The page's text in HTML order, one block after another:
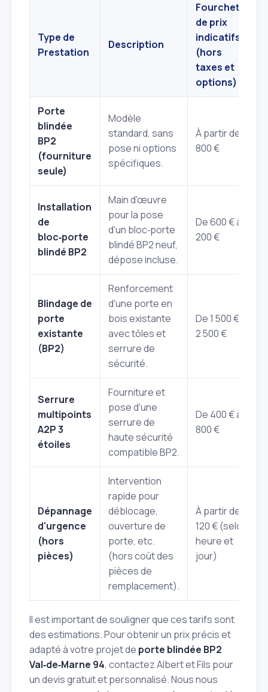
Type de
Prestation
Description
Fourchette
de prix
indicatifs
(hors
taxes et
options)
Porte
blindée
BP2
(fourniture
seule)
Modèle
standard, sans
pose ni options
spécifiques.
À partir de 1
800 €
Installation
de
bloc‑porte
blindé BP2
Main d'œuvre
pour la pose
d'un bloc‑porte
blindé BP2 neuf,
dépose incluse.
De 600 € à 1
200 €
Blindage de
porte
existante
(BP2)
Renforcement
d'une porte en
bois existante
avec tôles et
serrure de
sécurité.
De 1 500 € à
2 500 €
Serrure
multipoints
A2P 3
étoiles
Fourniture et
pose d'une
serrure de
haute sécurité
compatible BP2.
De 400 € à
800 €
Dépannage
d'urgence
(hors
pièces)
Intervention
rapide pour
déblocage,
ouverture de
porte, etc.
(hors coût des
pièces de
remplacement).
À partir de
120 € (selon
heure et
jour)
Il est important de souligner que ces tarifs sont
des estimations. Pour obtenir un prix précis et
adapté à votre projet de porte blindée BP2
Val‑de‑Marne 94, contactez Albert et Fils pour
un devis gratuit et personnalisé. Nous nous